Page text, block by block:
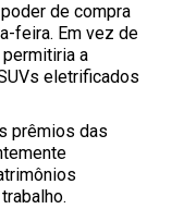
de compra
feira. Em vez de
a
eletrificados
prêmios das